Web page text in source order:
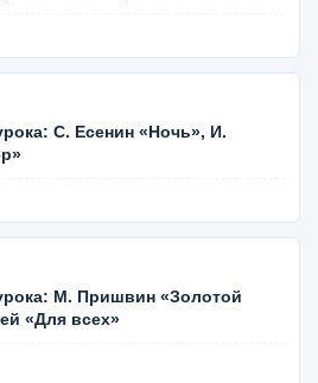
С. Есенин «Ночь», И.
М. Пришвин «Золотой
«Для всех»